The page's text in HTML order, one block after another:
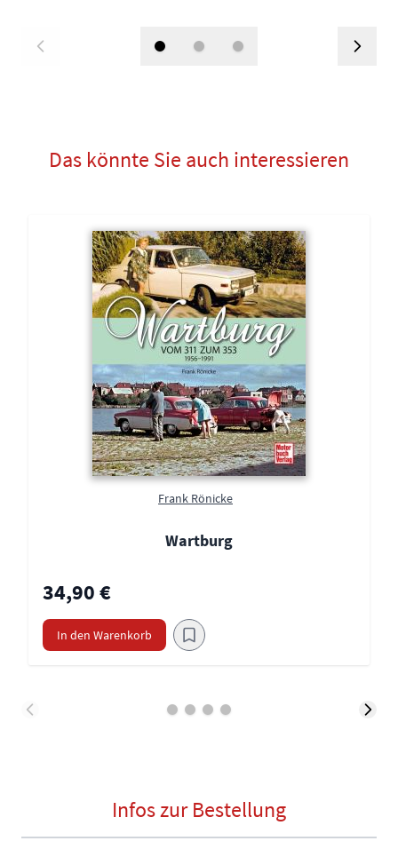
Das könnte Sie auch interessieren
Frank Rönicke
Wartburg
34,90 €
In den Warenkorb
Infos zur Bestellung